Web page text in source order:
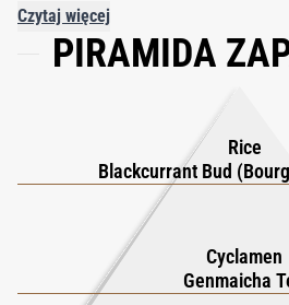
pachnące spotkanie francuskiego
wyrafinowania. Niczym wspólna
porzeczki z Bourgogne, połączoną z
aromatem akordu dmuchanego ryżu.
Cyklamenu i charakterystyczne
Genmaicha. Na koniec aksamitna
cedrowego nadaje głębi i spokoju,
miękki jak deszcz na jedwabiu.
Czytaj więcej
PIRAMIDA
Rice
Blackcurrant Bud
Cyclamen
Genmaicha